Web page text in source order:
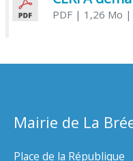
PDF| 1,26 Mo |
Mairie de La
Place de la République